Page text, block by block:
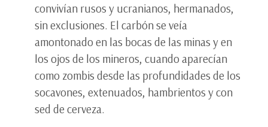
convivían rusos y ucranianos, hermanados,
sin exclusiones. El carbón se veía
amontonado en las bocas de las minas y en
los ojos de los mineros, cuando aparecían
como zombis desde las profundidades de los
socavones, extenuados, hambrientos y con
sed de cerveza.